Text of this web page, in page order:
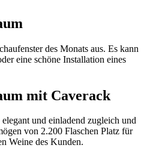
des Monats aus. Es kann
eine schöne Installation eines
mit Caverack
und einladend zugleich und
von 2.200 Flaschen Platz für
Weine des Kunden.